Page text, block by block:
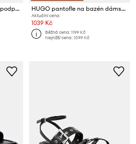
HUGO pantofle na nízkém podpatku dámské kožené Amaryl HUGO pantofle na bazén dámské Timein
Aktuální cena:
1039 Kč
Běžná cena:1199 Kč
Nejnižší cena:1099 Kč